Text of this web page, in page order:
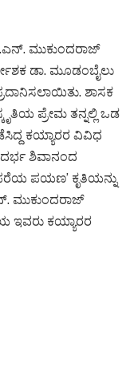
ಮುಕುಂದರಾಜ್
ಡಾ. ಮೂಡಂಬೈಲು
ಶಾಸಕ
ಪ್ರೇಮ ತನ್ನಲ್ಲಿ ಒಡ
ಕಯ್ಯಾರರ ವಿವಿಧ
ಶಿವಾನಂದ
ಪಯಣ’ ಕೃತಿಯನ್ನು
ಮುಕುಂದರಾಜ್
ಇವರು ಕಯ್ಯಾರರ